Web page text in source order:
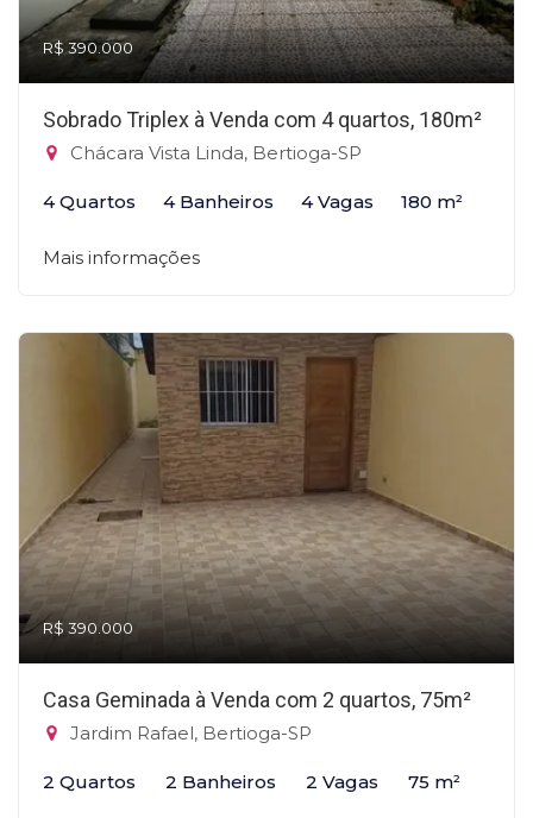
R$ 390.000
Sobrado Triplex à Venda com 4 quartos, 180m²
Chácara Vista Linda, Bertioga-SP
4 Quartos 4 Banheiros 4 Vagas 180 m²
Mais informações
R$ 390.000
Casa Geminada à Venda com 2 quartos, 75m²
Jardim Rafael, Bertioga-SP
2 Quartos 2 Banheiros 2 Vagas 75 m²